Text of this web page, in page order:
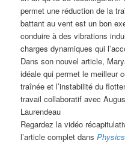
permet une réduction de la
battant au vent est un bon
conduire à des vibrations
charges dynamiques qui
Dans son nouvel article,
idéale qui permet le meilleur
traînée et l’instabilité du
travail collaboratif avec
Laurendeau
Regardez la vidéo
l’article complet dans